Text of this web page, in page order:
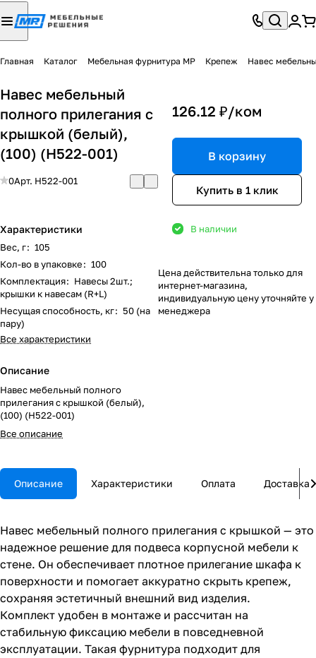
Главная Каталог Мебельная фурнитура МР Крепеж Навес
Навес мебельный
полного прилегания с
крышкой (белый),
(100) (H522-001)
0Арт. H522-001
Характеристики
Вес, г: 105
Кол-во в упаковке: 100
Комплектация: Навесы 2шт.;
крышки к навесам (R+L)
Несущая способность, кг: 50 (на
пару)
Все характеристики
Описание
Навес мебельный полного
прилегания с крышкой (белый),
(100) (H522-001)
Все описание
126.12 ₽/ком
В корзину
Купить в 1 клик
В наличии
Цена действительна только для
интернет-магазина,
индивидуальную цену уточняйте у
менеджера
Описание Характеристики Оплата Доставка
Навес мебельный полного прилегания с крышкой — это
надежное решение для подвеса корпусной мебели к
стене. Он обеспечивает плотное прилегание шкафа к
поверхности и помогает аккуратно скрыть крепеж,
сохраняя эстетичный внешний вид изделия.
Комплект удобен в монтаже и рассчитан на
стабильную фиксацию мебели в повседневной
эксплуатации. Такая фурнитура подходит для